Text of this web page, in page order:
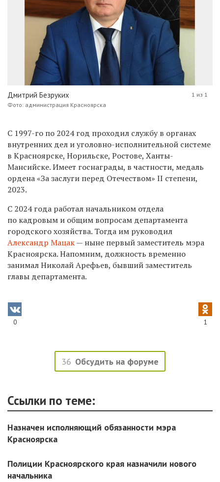
Дмитрий Безруких
Фото: администрация Красноярска
1 из 1
С 1997-го по 2024 год проходил службу в органах
внутренних дел и уголовно-исполнительной системе
в Красноярске, Норильске, Ростове, Ханты-
Мансийске. Имеет госнаграды, в частности, медаль
ордена «За заслуги перед Отечеством» II степени,
2023.
С 2024 года работал начальником отдела
по кадровым и общим вопросам департамента
городского хозяйства. Тогда им руководил
Александр Мацак— ныне первый заместитель мэра
Красноярска. Напомним, должность временно
занимал Николай Арефьев, бывший заместитель
главы департамента.
0 1
36 Обсудить на форуме
Ссылки по теме:
Назначен исполняющий обязанности мэра
Красноярска
Полиции Красноярского края назначили нового
начальника